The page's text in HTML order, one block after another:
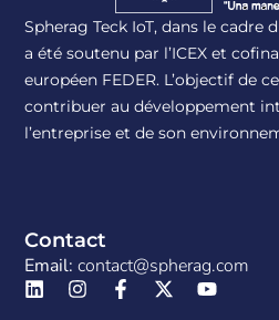
Spherag Teck IoT, dans le cadre
a été soutenu par l’ICEX et
européen FEDER. L’objectif de
contribuer au développement
l’entreprise et de son
Contact
Email: contact@spherag.com